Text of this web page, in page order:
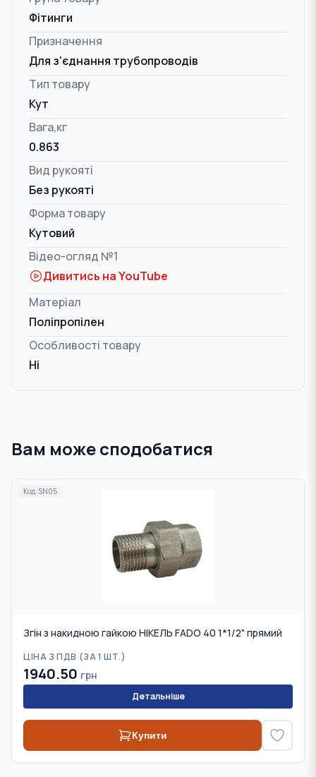
Фітинги
Призначення
Для з'єднання трубопроводів
Тип товару
Кут
Вага,кг
0.863
Вид рукояті
Без рукояті
Форма товару
Кутовий
Відео-огляд №1
Дивитись на YouTube
Матеріал
Поліпропілен
Особливості товару
Ні
Вам може сподобатися
Код: SN05
Згін з накидною гайкою НІКЕЛЬ FADO 40 1*1/2" прямий
ЦІНА З ПДВ (ЗА 1 ШТ.)
1940.50 грн
Детальніше
Купити